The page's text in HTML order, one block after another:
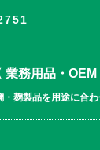
務用品・OEM
・麹製品を用途に合わ